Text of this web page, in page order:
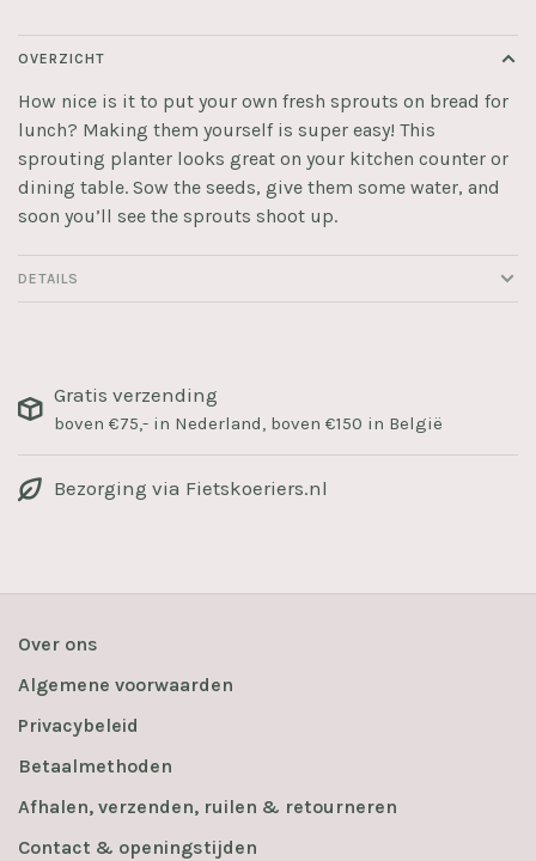
OVERZICHT
How nice is it to put your own fresh sprouts on bread for
lunch? Making them yourself is super easy! This
sprouting planter looks great on your kitchen counter or
dining table. Sow the seeds, give them some water, and
soon you’ll see the sprouts shoot up.
DETAILS
Gratis verzending
boven €75,- in Nederland, boven €150 in België
Bezorging via Fietskoeriers.nl
Over ons
Algemene voorwaarden
Privacybeleid
Betaalmethoden
Afhalen, verzenden, ruilen & retourneren
Contact & openingstijden